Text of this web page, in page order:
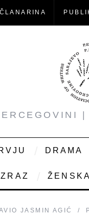
ČLANARINA
DRAMA
JASMIN AGIĆ